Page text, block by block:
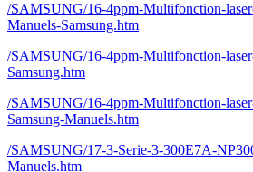
/SAMSUNG/16-4ppm-Multifonction-
Manuels-Samsung.htm
/SAMSUNG/16-4ppm-Multifonction-
Samsung.htm
/SAMSUNG/16-4ppm-Multifonction-
Samsung-Manuels.htm
/SAMSUNG/17-3-Serie-3-300E7A-
Manuels.htm